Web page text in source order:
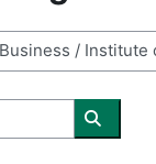
Поиск